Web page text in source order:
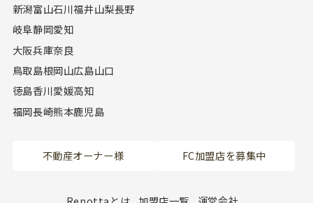
新潟富山石川福井山梨長野
岐阜静岡愛知
大阪兵庫奈良
鳥取島根岡山広島山口
徳島香川愛媛高知
福岡長崎熊本鹿児島
不動産オーナー様 FC加盟店を募集中